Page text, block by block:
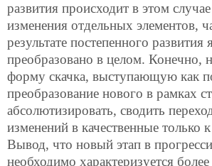
развития происходит в этом случае
изменения отдельных элементов,
результате постепенного развития
преобразовано в целом. Конечно,
форму скачка, выступающую как
преобразование нового в рамках
абсолютизировать, сводить
изменений в качественные только
Вывод, что новый этап в
необходимо характеризуется